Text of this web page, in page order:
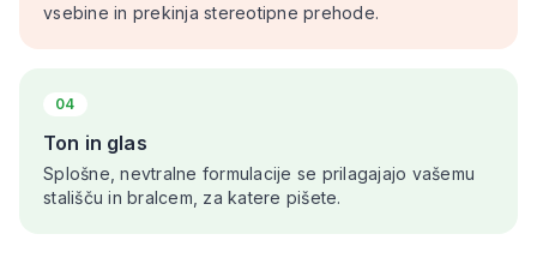
vsebine in prekinja stereotipne prehode.
04
Ton in glas
Splošne, nevtralne formulacije se prilagajajo vašemu
stališču in bralcem, za katere pišete.